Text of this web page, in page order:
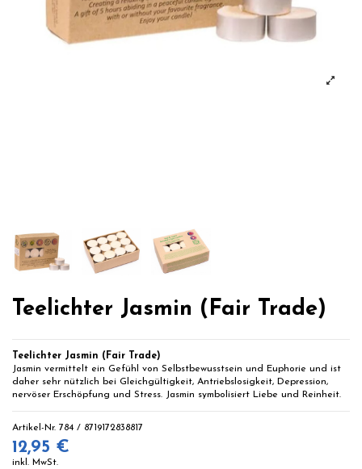
Teelichter Jasmin (Fair Trade)
Teelichter Jasmin (Fair Trade)
Jasmin vermittelt ein Gefühl von Selbstbewusstsein und Euphorie und ist
daher sehr nützlich bei Gleichgültigkeit, Antriebslosigkeit, Depression,
nervöser Erschöpfung und Stress. Jasmin symbolisiert Liebe und Reinheit.
Artikel-Nr. 784 / 8719172838817
12,95 €
inkl. MwSt.